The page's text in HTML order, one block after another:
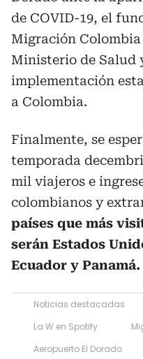
de COVID-19, el
Migración
Ministerio de Salud
implementación
a Colombia.
Finalmente, se
temporada
mil viajeros e
colombianos y
países que más
serán Estados
Ecuador y Panamá.
Noticias destacadas
La W en Spotify
Aeropuerto El Dorado